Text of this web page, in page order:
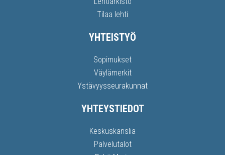
Tilaa lehti
YHTEISTYÖ
Sopimukset
Väylämerkit
Ystävyysseurakunnat
YHTEYSTIEDOT
Keskuskanslia
Palvelutalot